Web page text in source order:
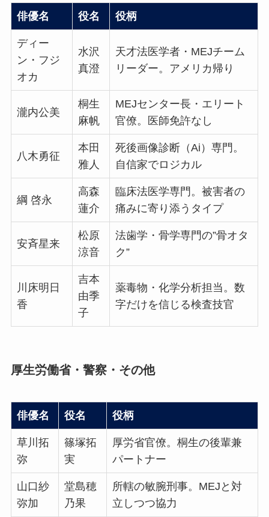
俳優名 役名 役柄
ディー
ン・フジ
オカ
水沢
真澄
天才法医学者・MEJチーム
リーダー。アメリカ帰り
瀧内公美
桐生
麻帆
MEJセンター長・エリート
官僚。医師免許なし
八木勇征
本田
雅人
死後画像診断（Ai）専門。
自信家でロジカル
綱 啓永
高森
蓮介
臨床法医学専門。被害者の
痛みに寄り添うタイプ
安斉星来
松原
涼音
法歯学・骨学専門の”骨オタ
ク”
川床明日
香
吉本
由季
子
薬毒物・化学分析担当。数
字だけを信じる検査技官
厚生労働省・警察・その他
俳優名 役名 役柄
草川拓
弥
篠塚拓
実
厚労省官僚。桐生の後輩兼
パートナー
山口紗
弥加
堂島穂
乃果
所轄の敏腕刑事。MEJと対
立しつつ協力